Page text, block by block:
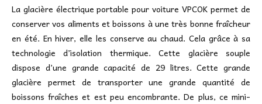
La glacière électrique portable pour voiture VPCOK permet de
conserver vos aliments et boissons à une très bonne fraîcheur
en été. En hiver, elle les conserve au chaud. Cela grâce à sa
technologie d’isolation thermique. Cette glacière souple
dispose d’une grande capacité de 29 litres. Cette grande
glacière permet de transporter une grande quantité de
boissons fraîches et est peu encombrante. De plus, ce mini-